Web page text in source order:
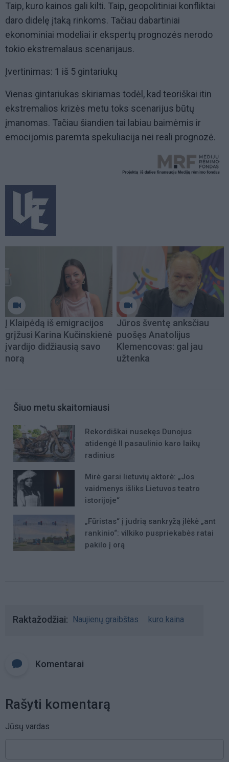
Taip, kuro kainos gali kilti. Taip, geopolitiniai konfliktai
daro didelę įtaką rinkoms. Tačiau dabartiniai
ekonominiai modeliai ir ekspertų prognozės nerodo
tokio ekstremalaus scenarijaus.
Įvertinimas: 1 iš 5 gintariukų
Vienas gintariukas skiriamas todėl, kad teoriškai itin
ekstremalios krizės metu toks scenarijus būtų
įmanomas. Tačiau šiandien tai labiau baimėmis ir
emocijomis paremta spekuliacija nei reali prognozė.
Į Klaipėdą iš emigracijos
grįžusi Karina Kučinskienė
įvardijo didžiausią savo
norą
Jūros šventę anksčiau
puošęs Anatolijus
Klemencovas: gal jau
užtenka
Šiuo metu skaitomiausi
Rekordiškai nusekęs Dunojus
atidengė II pasaulinio karo laikų
radinius
Mirė garsi lietuvių aktorė: „Jos
vaidmenys išliks Lietuvos teatro
istorijoje“
„Fūristas“ į judrią sankryžą įlėkė „ant
rankinio“: vilkiko puspriekabės ratai
pakilo į orą
Raktažodžiai Naujienų graibštas kuro kaina
Komentarai
Rašyti komentarą
Jūsų vardas